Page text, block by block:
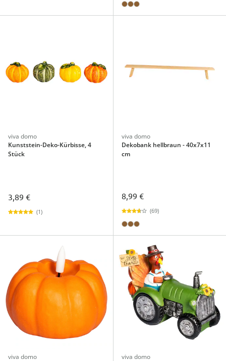
viva domo
Kunststein-Deko-Kürbisse, 4
Stück
3,89 €
(1)
viva domo
Dekobank hellbraun - 40x7x11
cm
8,99 €
(69)
viva domo
viva domo